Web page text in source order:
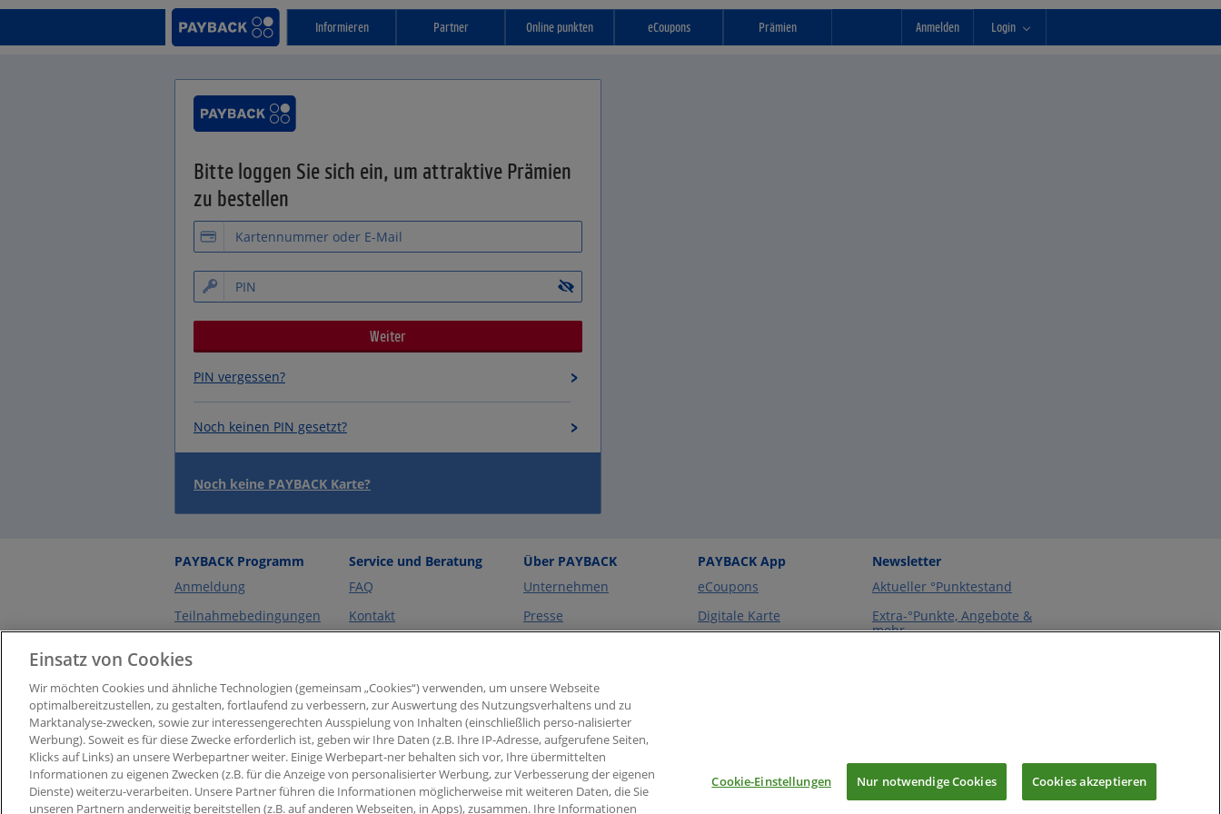
Informieren Partner Online punkten eCoupons Prämien Anmelden Login
Bitte loggen Sie sich ein, um attraktive Prämien
zu bestellen
PIN vergessen?
Noch keinen PIN gesetzt?
Noch keine PAYBACK Karte?
PAYBACK Programm
Anmeldung
Teilnahmebedingungen
°Punkte einlösen
Prämie bestellen
Service und Beratung
FAQ
Kontakt
Über PAYBACK
Unternehmen
Presse
PAYBACK App
eCoupons
Digitale Karte
Newsletter
Aktueller °Punktestand
Extra-°Punkte, Angebote &
mehr
Einsatz von Cookies
Wir möchten Cookies und ähnliche Technologien (gemeinsam „Cookies“) verwenden, um unsere Webseite
optimalbereitzustellen, zu gestalten, fortlaufend zu verbessern, zur Auswertung des Nutzungsverhaltens und zu
Marktanalyse-zwecken, sowie zur interessengerechten Ausspielung von Inhalten (einschließlich perso-nalisierter
Werbung). Soweit es für diese Zwecke erforderlich ist, geben wir Ihre Daten (z.B. Ihre IP-Adresse, aufgerufene Seiten,
Klicks auf Links) an unsere Werbepartner weiter. Einige Werbepart-ner behalten sich vor, Ihre übermittelten
Informationen zu eigenen Zwecken (z.B. für die Anzeige von personalisierter Werbung, zur Verbesserung der eigenen
Dienste) weiterzu-verarbeiten. Unsere Partner führen die Informationen möglicherweise mit weiteren Daten, die Sie
unseren Partnern anderweitig bereitstellen (z.B. auf anderen Webseiten, in Apps), zusammen. Ihre Informationen
Cookie-Einstellungen Nur notwendige Cookies Cookies akzeptieren